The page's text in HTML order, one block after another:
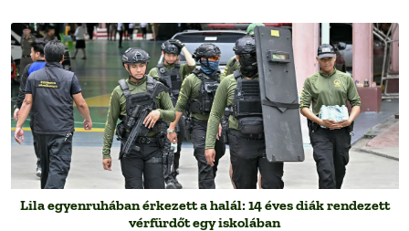
Lila egyenruhában érkezett a halál: 14 éves diák rendezett
vérfürdőt egy iskolában